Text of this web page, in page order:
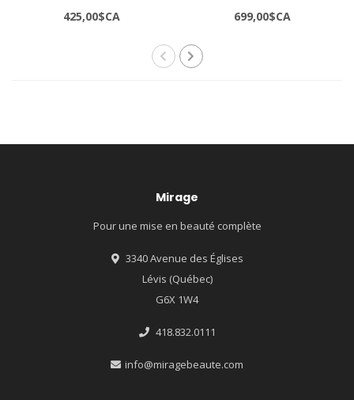
425,00$CA 699,00$CA
Mirage
Pour une mise en beauté complète
3340 Avenue des Églises
Lévis (Québec)
G6X 1W4
418.832.0111
info@miragebeaute.com